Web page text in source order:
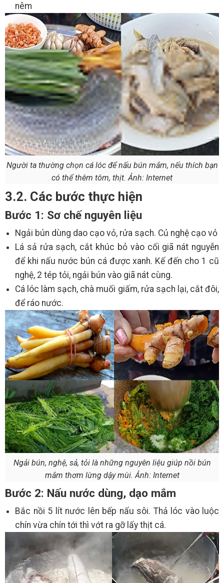
nêm
Người ta thường chọn cá lóc để nấu bún mắm, nếu thích bạn
có thể thêm tôm, thịt. Ảnh: Internet
3.2. Các bước thực hiện
Bước 1: Sơ chế nguyên liệu
Ngải bún dùng dao cạo vỏ, rửa sạch. Củ nghệ cạo vỏ
Lá sả rửa sạch, cắt khúc bỏ vào cối giã nát nguyễn
để khi nấu nước bún cá được xanh. Kế đến cho 1 cũ
nghệ, 2 tép tỏi, ngải bún vào giã nát cùng.
Cá lóc làm sạch, chà muối giấm, rửa sạch lại, cắt đôi,
để ráo nước.
Ngải bún, nghệ, sả, tỏi là những nguyên liệu giúp nồi bún
mắm thơm lừng dậy mùi. Ảnh: Internet
Bước 2: Nấu nước dùng, dạo mắm
Bắc nồi 5 lít nước lên bếp nấu sôi. Thả lóc vào luộc
chín vừa chín tới thì vớt ra gỡ lấy thịt cá.